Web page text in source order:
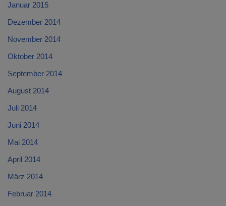
Januar 2015
Dezember 2014
November 2014
Oktober 2014
September 2014
August 2014
Juli 2014
Juni 2014
Mai 2014
April 2014
März 2014
Februar 2014